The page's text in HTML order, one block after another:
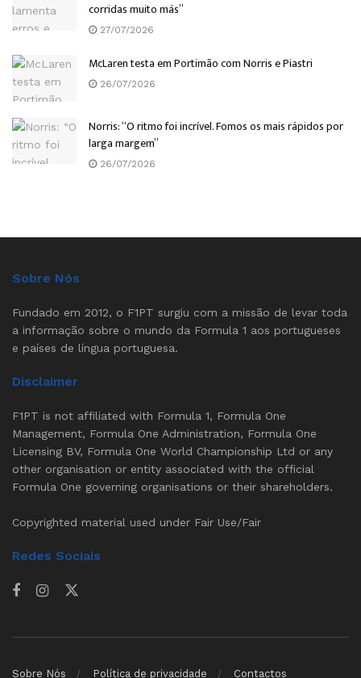
corridas muito más”
27/07/2026
McLaren testa em Portimão com Norris e Piastri
26/07/2026
Norris: “O ritmo foi incrível. Fomos os mais rápidos por
larga margem”
26/07/2026
Sobre Nós
Fundado em 2012, o F1PT surgiu com a missão de levar toda
a informação sobre o mundo da Formula 1 aos portugueses
e países de língua portuguesa.
Disclaimer
F1PT is not affiliated with Formula 1, Formula One
Management, Formula One Administration, Formula One
Licensing BV, Formula One World Championship Ltd or any
other organisation or entity associated with the official
Formula One governing organisations or their shareholders.
Copyrighted material used under Fair Use/Fair
Redes Sociais
Sobre Nós Política de privacidade Contactos